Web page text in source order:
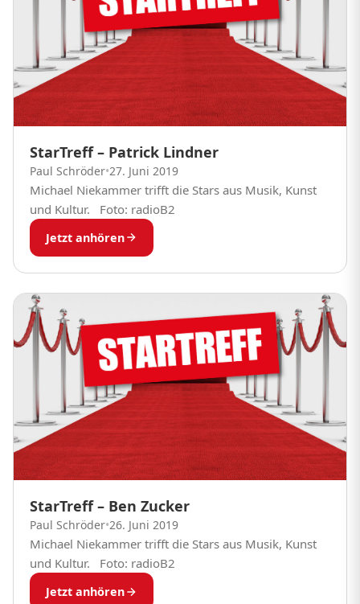
StarTreff – Patrick Lindner
Paul Schröder•27. Juni 2019
Michael Niekammer trifft die Stars aus Musik, Kunst
und Kultur. Foto: radioB2
Jetzt anhören
StarTreff – Ben Zucker
Paul Schröder•26. Juni 2019
Michael Niekammer trifft die Stars aus Musik, Kunst
und Kultur. Foto: radioB2
Jetzt anhören